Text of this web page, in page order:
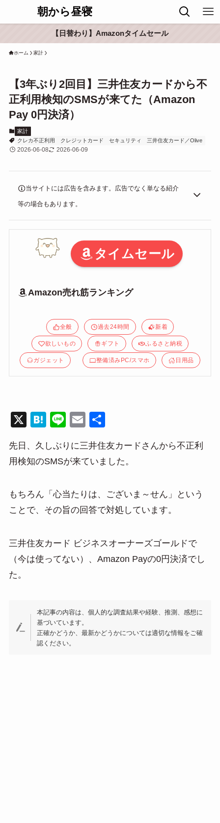
朝から昼寝
【日替わり】Amazonタイムセール
ホーム 家計
【3年ぶり2回目】三井住友カードから不
正利用検知のSMSが来てた（Amazon
Pay 0円決済）
家計
クレカ不正利用
クレジットカード セキュリティ 三井住友カード／Olive
2026-06-08 2026-06-09
当サイトには広告を含みます。広告でなく単なる紹介
等の場合もあります。
タイムセール
Amazon売れ筋ランキング
全般 過去24時間 新着
欲しいもの ギフト ふるさと納税
ガジェット 整備済みPC/スマホ 日用品
X
H
e
n
Li
e
E
ail
先日、久しぶりに三井住友カードさんから不正利
用検知のSMSが来ていました。
もちろん「心当たりは、ございま～せん」という
ことで、その旨の回答で対処しています。
三井住友カード ビジネスオーナーズゴールドで
（今は使ってない）、Amazon Payの0円決済でし
た。
本記事の内容は、個人的な調査結果や経験、推測、感想に
基づいています。
正確かどうか、最新かどうかについては適切な情報をご確
認ください。